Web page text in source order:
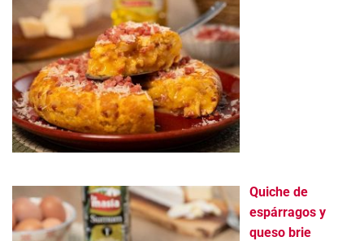
Quiche de
espárragos y
queso brie